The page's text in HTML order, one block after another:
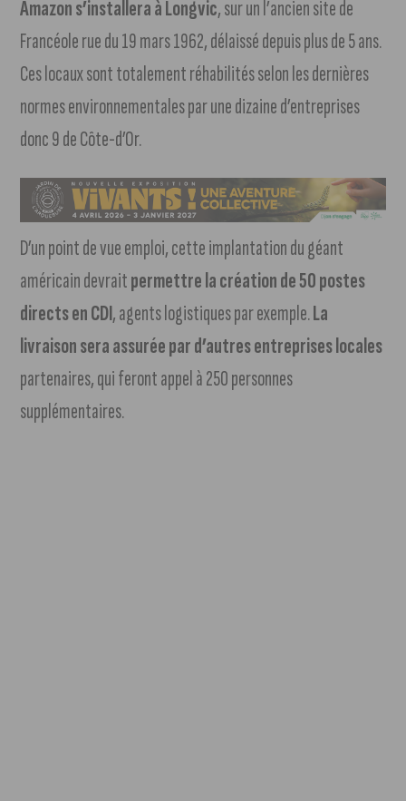
Amazon s’installera à Longvic, sur un l’ancien site de
Francéole rue du 19 mars 1962, délaissé depuis plus de 5 ans.
Ces locaux sont totalement réhabilités selon les dernières
normes environnementales par une dizaine d’entreprises
donc 9 de Côte-d’Or.
D’un point de vue emploi, cette implantation du géant
américain devraitpermettre la création de 50 postes
directs en CDI, agents logistiques par exemple.La
livraison sera assurée par d’autres entreprises locales
partenaires, qui feront appel à 250 personnes
supplémentaires.